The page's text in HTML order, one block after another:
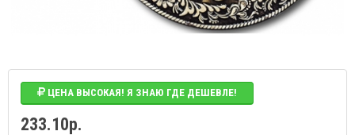
ЦЕНА ВЫСОКАЯ! Я ЗНАЮ ГДЕ ДЕШЕВЛЕ!
233.10р.